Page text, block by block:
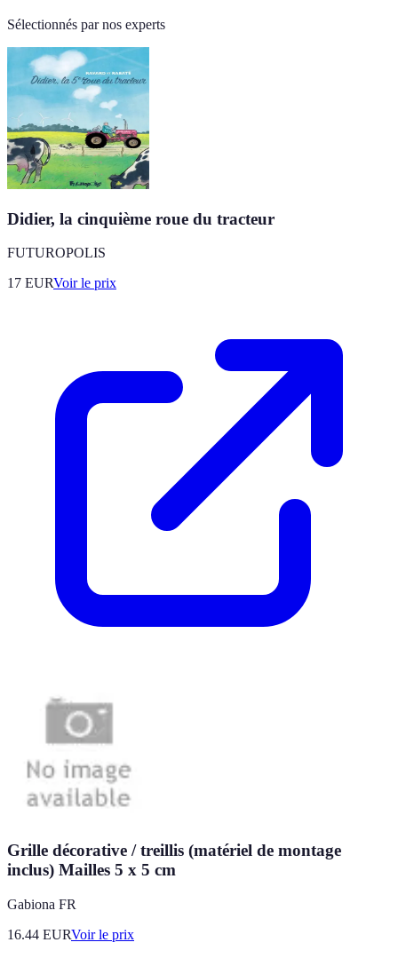
Sélectionnés par nos experts
Didier, la cinquième roue du tracteur
FUTUROPOLIS
17 EURVoir le prix
Grille décorative / treillis (matériel de montage
inclus) Mailles 5 x 5 cm
Gabiona FR
16.44 EURVoir le prix